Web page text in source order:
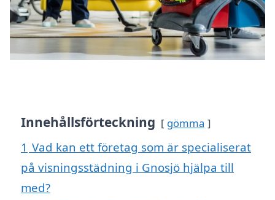
Innehållsförteckning gömma
1 Vad kan ett företag som är specialiserat
på visningsstädning i Gnosjö hjälpa till
med?